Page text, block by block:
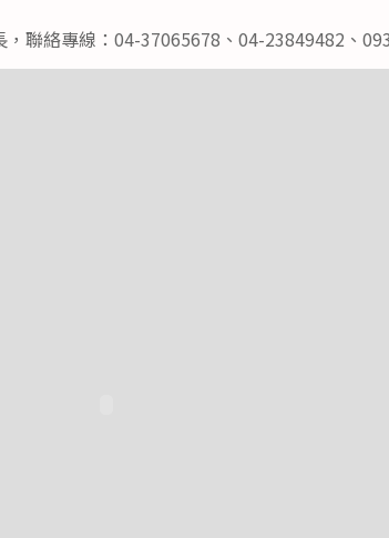
聯絡專線：04-37065678、04-23849482、